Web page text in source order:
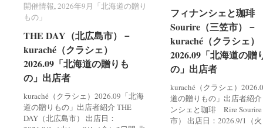
開催情報,2026年9月「北海道の贈り
もの」
THE DAY（北広島市）－
kuraché（クラシェ）
2026.09「北海道の贈りも
の」出店者
kuraché（クラシェ）2026.09「北海
道の贈りもの」出店者紹介 THE
DAY（北広島市） 出店日：
開催情報 2026年9月「北海道の贈り
もの」
THE DAY（北広島市）－
kuraché（クラシェ）
2026.09「北海道の贈りも
の」出店者
フィナンシェと珈
Sourire（三笠市）－
kuraché（クラシェ）
2026.09「北海道の贈
の」出店者
kuraché（クラシェ）
道の贈りもの」出店者紹
ンシェと珈琲 Rire
市） 出店日：2026.9/1（
フィナンシェと珈
Sourire（三笠市）－
kuraché（クラシェ）
2026.09「北海道の贈
の」出店者